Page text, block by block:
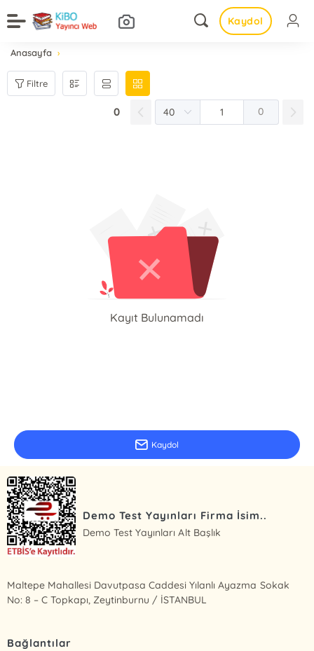
Kaydol
Anasayfa
Filtre
0 0
Kayıt Bulunamadı
Kaydol
Demo Test Yayınları Firma İsim..
Demo Test Yayınları Alt Başlık
Maltepe Mahallesi Davutpasa Caddesi Yılanlı Ayazma Sokak
No: 8 – C Topkapı, Zeytinburnu / İSTANBUL
Bağlantılar